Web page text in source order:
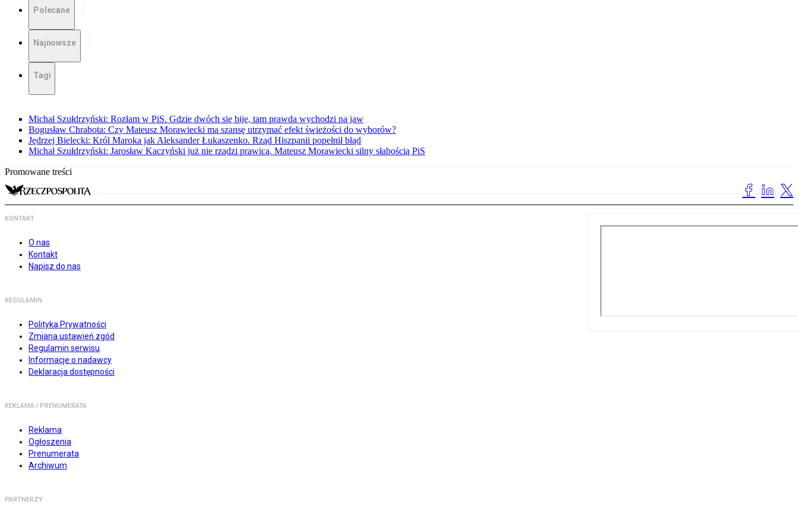
Polecane
Najnowsze
Tagi
Michał Szułdrzyński: Rozłam w PiS. Gdzie dwóch się bije, tam prawda wychodzi na jaw
Bogusław Chrabota: Czy Mateusz Morawiecki ma szansę utrzymać efekt świeżości do wyborów?
Jędrzej Bielecki: Król Maroka jak Aleksander Łukaszenko. Rząd Hiszpanii popełnił błąd
Michał Szułdrzyński: Jarosław Kaczyński już nie rządzi prawicą. Mateusz Morawiecki silny słabością PiS
Promowane treści
KONTAKT
O nas
Kontakt
Napisz do nas
REGULAMIN
Polityka Prywatności
Zmiana ustawień zgód
Regulamin serwisu
Informacje o nadawcy
Deklaracja dostępności
REKLAMA I PRENUMERATA
Reklama
Ogłoszenia
Prenumerata
Archiwum
PARTNERZY